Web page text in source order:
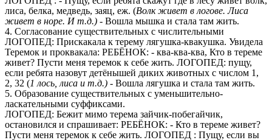
лиса, белка, медведь, заяц, еж. (Волк живет в логове. Лиса
живет в норе. И т.д.) - Вошла мышка и стала там жить.
4. Согласование существительных с числительными
ЛОГОПЕД: Прискакала к терему лягушка-квакушка. Увидела
Теремок и проквакала: РЕБЁНОК: - ква-ква-ква, Кто в тереме
живет? Пусти меня теремок к себе жить. ЛОГОПЕД: пущу,
если ребята назовут детёнышей диких животных с числом 1,
2, 32 (1 лось, лиса и т.д.) - Вошла лягушка и стала там жить.
5. Образование существительных с уменьшительно-
ласкательными суффиксами.
ЛОГОПЕД: Бежит мимо терема зайчик-побегайчик,
остановился и спрашивает: РЕБЁНОК: - Кто в тереме живет?
Пусти меня теремок к себе жить. ЛОГОПЕД : Пущу, если вы